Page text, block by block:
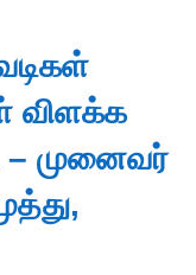
விளக்க
முனைவர்